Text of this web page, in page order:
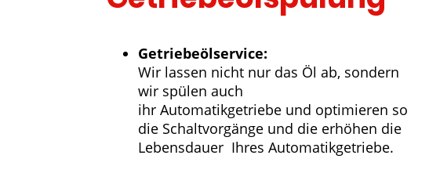
Getriebeölservice:
Wir lassen nicht nur das Öl ab, sondern
wir spülen auch
ihr Automatikgetriebe und optimieren so
die Schaltvorgänge und die erhöhen die
Lebensdauer Ihres Automatikgetriebe.